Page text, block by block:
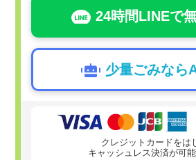
24時間LINEで
少量ごみなら
クレジットカードをは
キャッシュレス決済が可能